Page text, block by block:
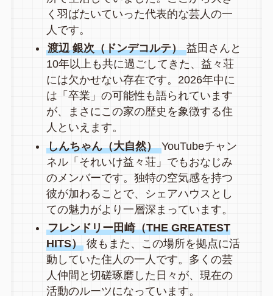
く羽ばたいていった代表的な芸人の一
人です。
渡辺 銀次（ドンデコルテ） 益田さんと
10年以上も共に過ごしてきた、益々荘
には欠かせない存在です。2026年中に
は「卒業」の可能性も語られています
が、まさにこの家の歴史を象徴する住
人といえます。
しんちゃん（大自然） YouTubeチャン
ネル「それいけ益々荘」でもおなじみ
のメンバーです。独特の空気感を持つ
彼が加わることで、シェアハウスとし
ての魅力がより一層深まっています。
フレンドリー田崎（THE GREATEST
HITS）彼もまた、この場所を拠点に活
動していた住人の一人です。多くの芸
人仲間と切磋琢磨した日々が、現在の
活動のルーツになっています。